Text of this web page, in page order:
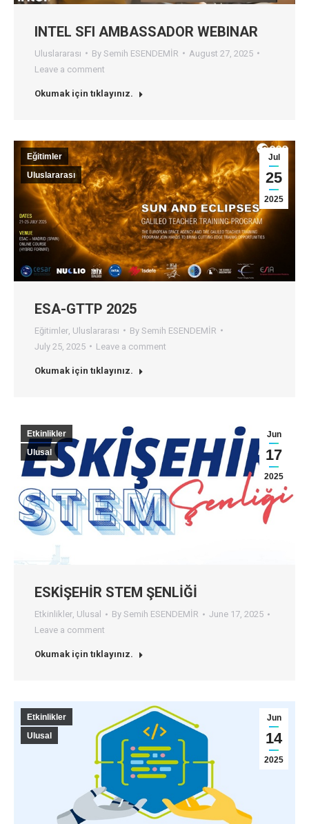
INTEL SFI AMBASSADOR WEBINAR
Uluslararası By Semih ESENDEMİR
August 27, 2025
Leave a comment
Okumak için tıklayınız.
Jul
25
2025
Eğitimler
Uluslararası
ESA-GTTP 2025
Eğitimler Uluslararası By Semih ESENDEMİR
July 25, 2025
Leave a comment
Okumak için tıklayınız.
Jun
17
2025
Etkinlikler
Ulusal
ESKİŞEHİR STEM ŞENLİĞİ
Etkinlikler, Ulusal By Semih ESENDEMİR
June 17, 2025
Leave a comment
Okumak için tıklayınız.
Jun
14
2025
Etkinlikler
Ulusal